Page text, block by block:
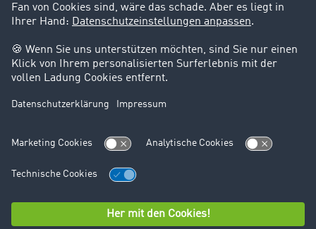
Kontakt
Rechtliches
Impressum
AGB